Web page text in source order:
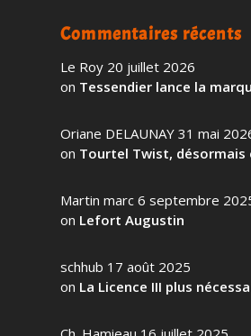
Commentaires récents
Le Roy 20 juillet 2026
on Tessendier lance la
Oriane DELAUNAY 31 mai
on Tourtel Twist, désormais
Martin marc 6 septembre
on Lefort Augustin
schhub 17 août 2025
on La Licence III plus